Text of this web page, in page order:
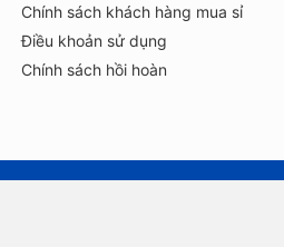
Chính sách khách hàng mua sỉ
Điều khoản sử dụng
Chính sách hồi hoàn